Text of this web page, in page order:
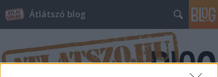
Átlátszó blog